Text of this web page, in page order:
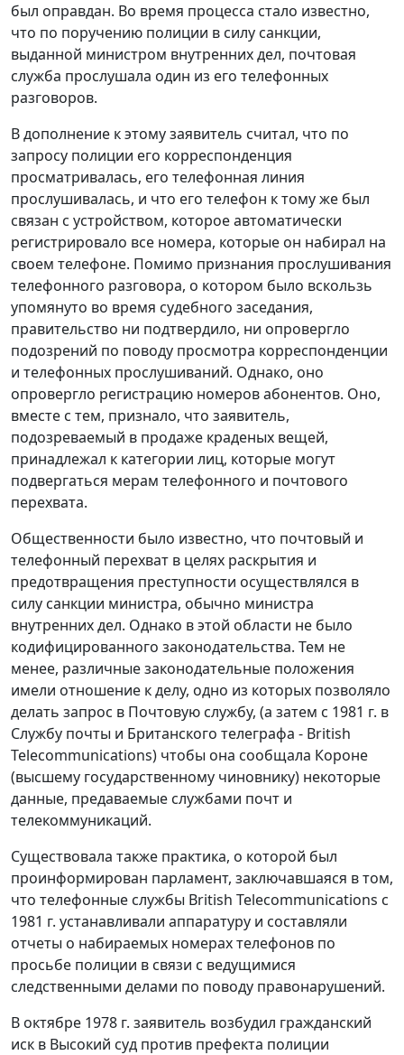
был оправдан. Во время процесса стало известно,
что по поручению полиции в силу санкции,
выданной министром внутренних дел, почтовая
служба прослушала один из его телефонных
разговоров.
В дополнение к этому заявитель считал, что по
запросу полиции его корреспонденция
просматривалась, его телефонная линия
прослушивалась, и что его телефон к тому же был
связан с устройством, которое автоматически
регистрировало все номера, которые он набирал на
своем телефоне. Помимо признания прослушивания
телефонного разговора, о котором было вскользь
упомянуто во время судебного заседания,
правительство ни подтвердило, ни опровергло
подозрений по поводу просмотра корреспонденции
и телефонных прослушиваний. Однако, оно
опровергло регистрацию номеров абонентов. Оно,
вместе с тем, признало, что заявитель,
подозреваемый в продаже краденых вещей,
принадлежал к категории лиц, которые могут
подвергаться мерам телефонного и почтового
перехвата.
Общественности было известно, что почтовый и
телефонный перехват в целях раскрытия и
предотвращения преступности осуществлялся в
силу санкции министра, обычно министра
внутренних дел. Однако в этой области не было
кодифицированного законодательства. Тем не
менее, различные законодательные положения
имели отношение к делу, одно из которых позволяло
делать запрос в Почтовую службу, (а затем с 1981 г. в
Службу почты и Британского телеграфа - British
Telecommunications) чтобы она сообщала Короне
(высшему государственному чиновнику) некоторые
данные, предаваемые службами почт и
телекоммуникаций.
Существовала также практика, о которой был
проинформирован парламент, заключавшаяся в том,
что телефонные службы British Telecommunications с
1981 г. устанавливали аппаратуру и составляли
отчеты о набираемых номерах телефонов по
просьбе полиции в связи с ведущимися
следственными делами по поводу правонарушений.
В октябре 1978 г. заявитель возбудил гражданский
иск в Высокий суд против префекта полиции